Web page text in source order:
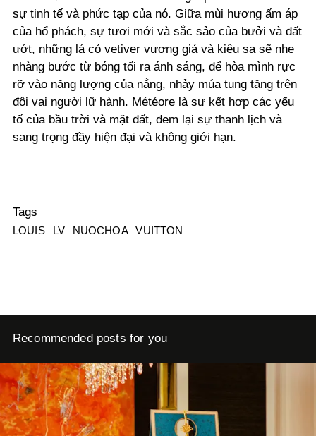
sự tinh tế và phức tạp của nó. Giữa mùi hương ấm áp
của hổ phách, sự tươi mới và sắc sảo của bưởi và đất
ướt, những lá cỏ vetiver vương giả và kiêu sa sẽ nhẹ
nhàng bước từ bóng tối ra ánh sáng, để hòa mình rực
rỡ vào năng lượng của nắng, nhảy múa tung tăng trên
đôi vai người lữ hành. Météore là sự kết hợp các yếu
tố của bầu trời và mặt đất, đem lại sự thanh lịch và
sang trọng đầy hiện đại và không giới hạn.
Tags
LOUIS LV NUOCHOA VUITTON
Recommended posts for you